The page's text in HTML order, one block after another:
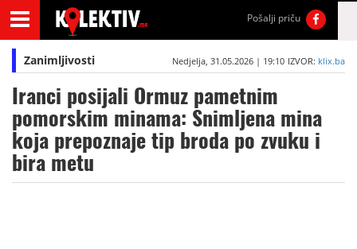
Pošalji priču
Zanimljivosti Nedjelja, 31.05.2026 | 19:10 IZVOR: klix.ba
Iranci posijali Ormuz pametnim
pomorskim minama: Snimljena mina
koja prepoznaje tip broda po zvuku i
bira metu